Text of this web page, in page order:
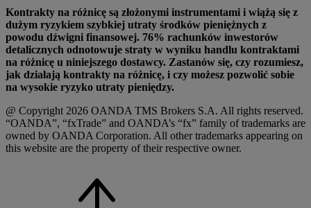
Kontrakty na różnicę są złożonymi instrumentami i wiążą się z
dużym ryzykiem szybkiej utraty środków pieniężnych z
powodu dźwigni finansowej. 76% rachunków inwestorów
detalicznych odnotowuje straty w wyniku handlu kontraktami
na różnicę u niniejszego dostawcy. Zastanów się, czy rozumiesz,
jak działają kontrakty na różnicę, i czy możesz pozwolić sobie
na wysokie ryzyko utraty pieniędzy.
@ Copyright 2026 OANDA TMS Brokers S.A. All rights reserved.
“OANDA”, “fxTrade” and OANDA’s “fx” family of trademarks are
owned by OANDA Corporation. All other trademarks appearing on
this website are the property of their respective owner.